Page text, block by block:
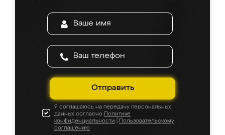
Отправить
Я соглашаюсь на передачу персональных
данных согласно Политике
конфиденциальности
Пользовательскому
соглашению